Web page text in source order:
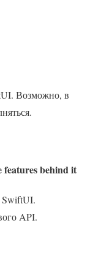
Возможно, в
behind it
SwiftUI.
API.